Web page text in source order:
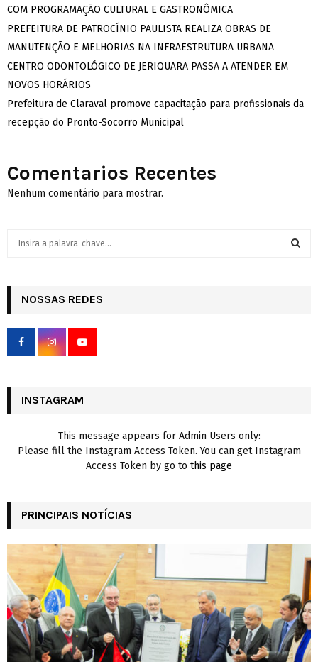
COM PROGRAMAÇÃO CULTURAL E GASTRONÔMICA
PREFEITURA DE PATROCÍNIO PAULISTA REALIZA OBRAS DE
MANUTENÇÃO E MELHORIAS NA INFRAESTRUTURA URBANA
CENTRO ODONTOLÓGICO DE JERIQUARA PASSA A ATENDER EM
NOVOS HORÁRIOS
Prefeitura de Claraval promove capacitação para profissionais da
recepção do Pronto-Socorro Municipal
Comentarios Recentes
Nenhum comentário para mostrar.
h
f
r
NOSSAS REDES
INSTAGRAM
This message appears for Admin Users only:
Please fill the Instagram Access Token. You can get Instagram
Access Token by go to this page
PRINCIPAIS NOTÍCIAS